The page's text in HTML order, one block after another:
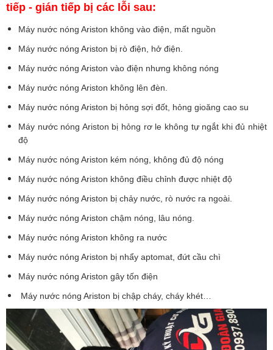
tiếp - gián tiếp bị các lỗi sau:
Máy nước nóng Ariston không vào điện, mất nguồn
Máy nước nóng Ariston bị rò điện, hở điện.
Máy nước nóng Ariston vào điện nhưng không nóng
Máy nước nóng Ariston không lên đèn.
Máy nước nóng Ariston bị hỏng sợi đốt, hỏng gioăng cao su
Máy nước nóng Ariston bị hỏng rơ le không tự ngắt khi đủ nhiệt
độ
Máy nước nóng Ariston kém nóng, không đủ độ nóng
Máy nước nóng Ariston không điều chỉnh được nhiệt độ
Máy nước nóng Ariston bị chảy nước, rò nước ra ngoài.
Máy nước nóng Ariston chậm nóng, lâu nóng.
Máy nước nóng Ariston không ra nước
Máy nước nóng Ariston bị nhẩy aptomat, đứt cầu chì
Máy nước nóng Ariston gây tốn điện
Máy nước nóng Ariston bị chập cháy, cháy khét…